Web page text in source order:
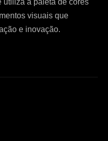
visuais que
e inovação.